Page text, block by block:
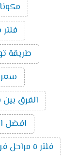
فلتر
طريقة
سعر
الفرق بين فلتر
افضل
فلتر ٥ مراحل فريش